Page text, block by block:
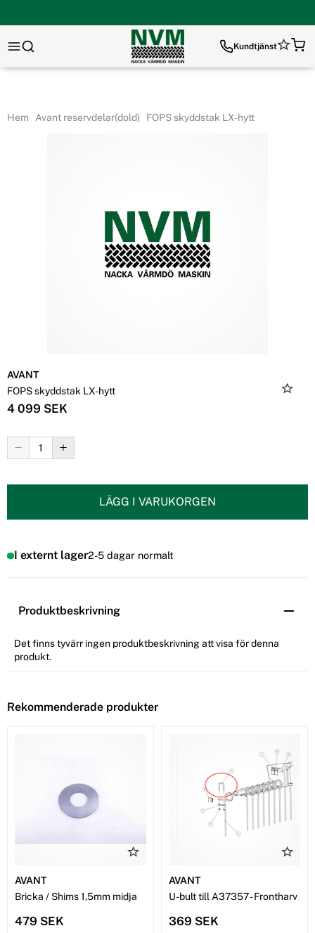
Kundtjänst
Hem Avant reservdelar(dold) FOPS skyddstak LX-hytt
AVANT
FOPS skyddstak LX-hytt
4 099 SEK
LÄGG I VARUKORGEN
I externt lager2-5 dagar normalt
Produktbeskrivning
Det finns tyvärr ingen produktbeskrivning att visa för denna
produkt.
Rekommenderade produkter
AVANT
Bricka / Shims 1,5mm midja
479 SEK
AVANT
U-bult till A37357 - Frontharv
369 SEK